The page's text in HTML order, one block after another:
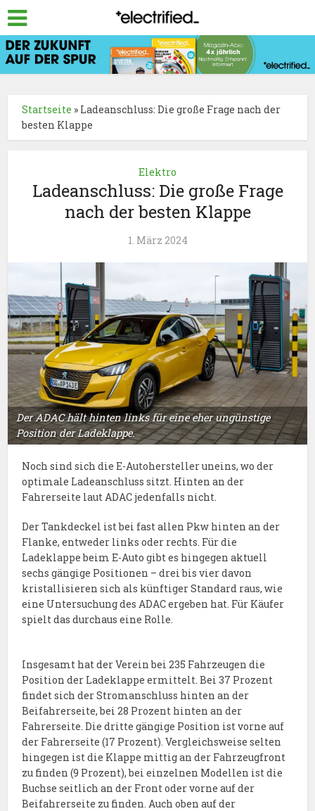
Startseite » Ladeanschluss: Die große Frage nach der
besten Klappe
Elektro
Ladeanschluss: Die große Frage
nach der besten Klappe
1. März 2024
Der ADAC hält hinten links für eine eher ungünstige
Position der Ladeklappe.
Noch sind sich die E-Autohersteller uneins, wo der
optimale Ladeanschluss sitzt. Hinten an der
Fahrerseite laut ADAC jedenfalls nicht.
Der Tankdeckel ist bei fast allen Pkw hinten an der
Flanke, entweder links oder rechts. Für die
Ladeklappe beim E-Auto gibt es hingegen aktuell
sechs gängige Positionen – drei bis vier davon
kristallisieren sich als künftiger Standard raus, wie
eine Untersuchung des ADAC ergeben hat. Für Käufer
spielt das durchaus eine Rolle.
Insgesamt hat der Verein bei 235 Fahrzeugen die
Position der Ladeklappe ermittelt. Bei 37 Prozent
findet sich der Stromanschluss hinten an der
Beifahrerseite, bei 28 Prozent hinten an der
Fahrerseite. Die dritte gängige Position ist vorne auf
der Fahrerseite (17 Prozent). Vergleichsweise selten
hingegen ist die Klappe mittig an der Fahrzeugfront
zu finden (9 Prozent), bei einzelnen Modellen ist die
Buchse seitlich an der Front oder vorne auf der
Beifahrerseite zu finden. Auch oben auf der